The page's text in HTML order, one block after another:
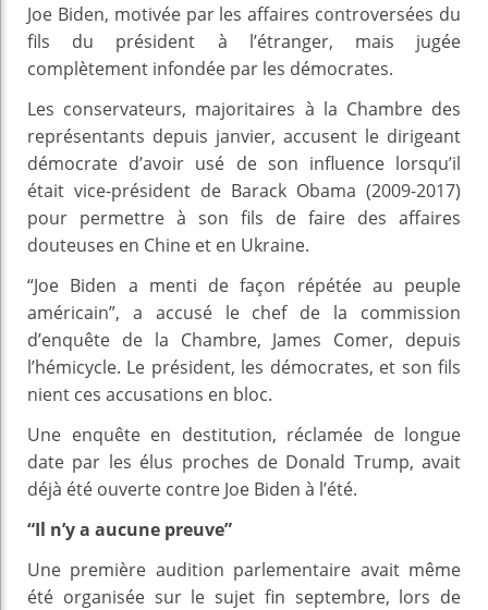
Joe Biden, motivée par les affaires controversées du
fils du président à l’étranger, mais jugée
complètement infondée par les démocrates.
Les conservateurs, majoritaires à la Chambre des
représentants depuis janvier, accusent le dirigeant
démocrate d’avoir usé de son influence lorsqu’il
était vice-président de Barack Obama (2009-2017)
pour permettre à son fils de faire des affaires
douteuses en Chine et en Ukraine.
“Joe Biden a menti de façon répétée au peuple
américain”, a accusé le chef de la commission
d’enquête de la Chambre, James Comer, depuis
l’hémicycle. Le président, les démocrates, et son fils
nient ces accusations en bloc.
Une enquête en destitution, réclamée de longue
date par les élus proches de Donald Trump, avait
déjà été ouverte contre Joe Biden à l’été.
“Il n’y a aucune preuve”
Une première audition parlementaire avait même
été organisée sur le sujet fin septembre, lors de